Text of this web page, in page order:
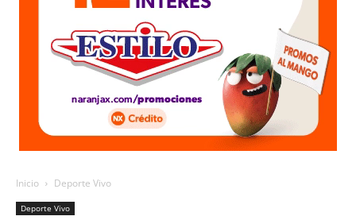
Inicio Deporte Vivo
Deporte Vivo